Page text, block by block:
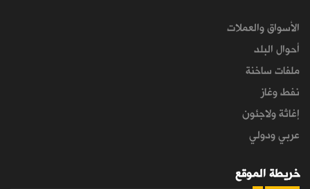
الأسواق والعملات
أحوال البلد
ملفات ساخنة
نفط وغاز
إغاثة ولاجئون
عربي ودولي
خريطة الموقع